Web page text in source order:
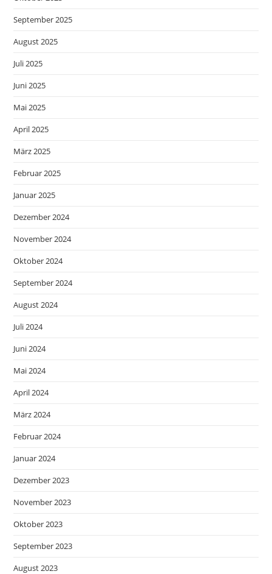
September 2025
August 2025
Juli 2025
Juni 2025
Mai 2025
April 2025
März 2025
Februar 2025
Januar 2025
Dezember 2024
November 2024
Oktober 2024
September 2024
August 2024
Juli 2024
Juni 2024
Mai 2024
April 2024
März 2024
Februar 2024
Januar 2024
Dezember 2023
November 2023
Oktober 2023
September 2023
August 2023